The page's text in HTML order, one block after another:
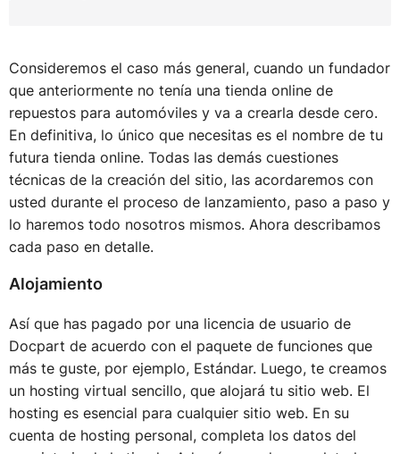
Consideremos el caso más general, cuando un fundador
que anteriormente no tenía una tienda online de
repuestos para automóviles y va a crearla desde cero.
En definitiva, lo único que necesitas es el nombre de tu
futura tienda online. Todas las demás cuestiones
técnicas de la creación del sitio, las acordaremos con
usted durante el proceso de lanzamiento, paso a paso y
lo haremos todo nosotros mismos. Ahora describamos
cada paso en detalle.
Alojamiento
Así que has pagado por una licencia de usuario de
Docpart de acuerdo con el paquete de funciones que
más te guste, por ejemplo, Estándar. Luego, te creamos
un hosting virtual sencillo, que alojará tu sitio web. El
hosting es esencial para cualquier sitio web. En su
cuenta de hosting personal, completa los datos del